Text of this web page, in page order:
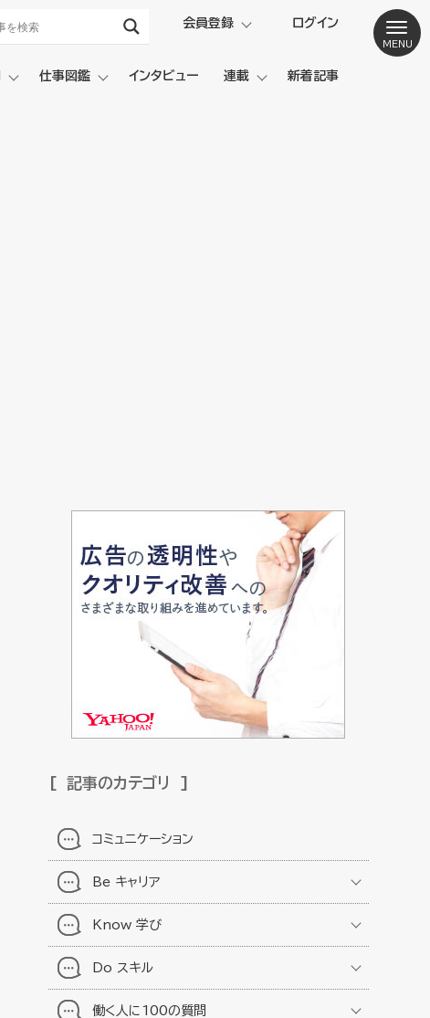
会員登録 ログイン
仕事図鑑 インタビュー 連載 新着記事
記事のカテゴリ
コミュニケーション
Be キャリア
Know 学び
Do スキル
働く人に100の質問